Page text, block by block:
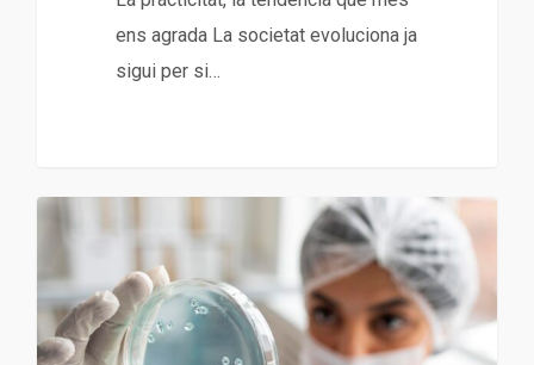
ens agrada La societat evoluciona ja
sigui per si…